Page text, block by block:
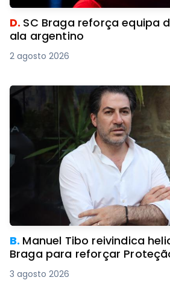
D. SC Braga reforça equipa
ala argentino
2 agosto 2026
B. Manuel Tibo reivindica
Braga para reforçar
3 agosto 2026